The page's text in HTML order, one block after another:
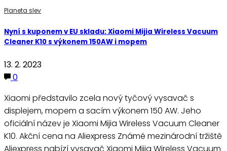
Planeta slev
Nyní s kuponem v EU skladu: Xiaomi Mijia Wireless Vacuum
Cleaner K10 s výkonem 150AW i mopem
13. 2. 2023
0
Xiaomi představilo zcela nový tyčový vysavač s
displejem, mopem a sacím výkonem 150 AW. Jeho
oficiální název je Xiaomi Mijia Wireless Vacuum Cleaner
K10. Akční cena na Aliexpress Známé mezinárodní tržiště
Aliexpress nabízí vysavač Xiaomi Mijia Wireless Vacuum